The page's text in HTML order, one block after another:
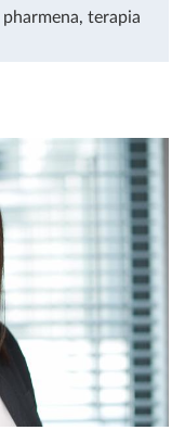
pharmena, terapia